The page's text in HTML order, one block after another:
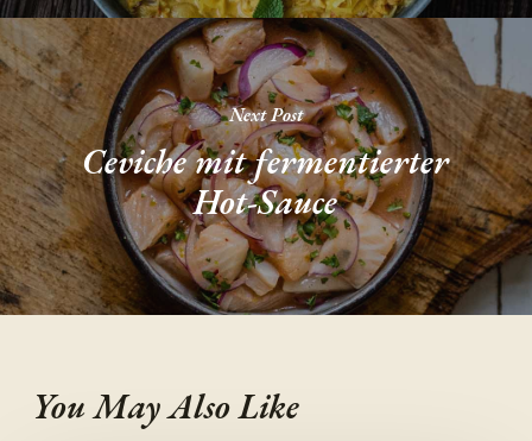
Next Post
Ceviche mit fermentierter
Hot-Sauce
You May Also Like